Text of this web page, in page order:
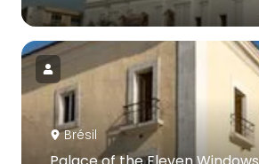
Brésil